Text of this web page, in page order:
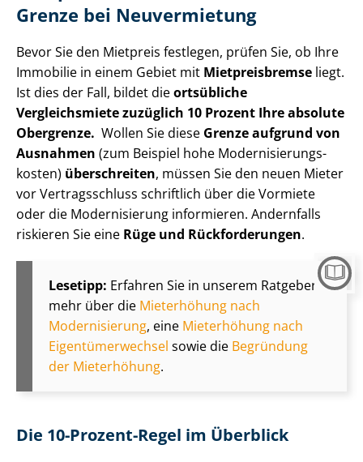
Grenze bei Neuvermietung
Bevor Sie den Mietpreis festlegen, prüfen Sie, ob Ihre
Immobilie in einem Gebiet mit Mietpreisbremse liegt.
Ist dies der Fall, bildet dieortsübliche
Vergleichsmiete zuzüglich 10 Prozent Ihre absolute
Obergrenze. Wollen Sie diese Grenze aufgrund von
Ausnahmen (zum Beispiel hohe Mo­der­ni­sie­rungs­
kos­ten) überschreiten, müssen Sie den neuen Mieter
vor Vertragsschluss schriftlich über die Vormiete
oder die Modernisierung informieren. Andernfalls
riskieren Sie eine Rüge und Rückforderungen.
Lesetipp: Erfahren Sie in unserem Ratgeber
mehr über die Mieterhöhung nach
Modernisierung, eine Mieterhöhung nach
Ei­gen­tü­mer­wech­sel sowie die Begründung
der Mieterhöhung.
Die 10-Prozent-Regel im Überblick